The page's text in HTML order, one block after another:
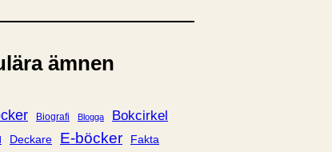
ämnen
Biografi Blogga Bokcirkel
Deckare E-böcker Fakta